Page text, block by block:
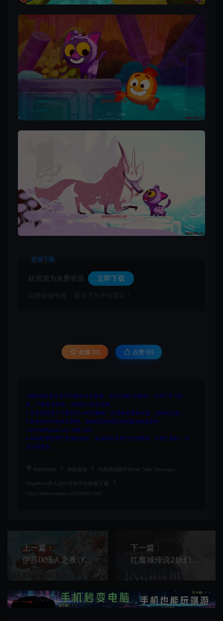
资源下载
此资源为免费资源 立即下载
如果链接失效，请在下方评论留言！
收藏 (0) 点赞 (0)
1.网站内所有文件均为网络共享资源，本站仅做打包整理。仅用于学习交
流，严禁商业用途，否则自行承担后果。
2.所有资源请于下载后24小时内删除。如需体验更多乐趣，请购买正版！
3.所有内容均来自互联网。如侵犯您的版权或利益请发送邮件：
cvformat#gmail.com (#换为@)
4.本站收费仅用于资源的保存、备份和分享所产生的费用，不用于盈利，亦
无任何盈利。
MMGAME 单机游戏 河尾强强联手(River Tails: Stronger
Together)双人合作冒险平台游戏|下载
https://www.mmyx.cc/20436.html
上一篇：
伊苏IX怪人之夜(Ys IX: Monstrum Nox)简中|PC|ACT|修改器|探索动作RPG游戏
下一篇：
红魔城传说2妖幻镇魂歌(Koumajou Remilia Ⅱ: Stranger's Requiem)简中|PC|ACT|2D哥特式恐怖东方动作游戏